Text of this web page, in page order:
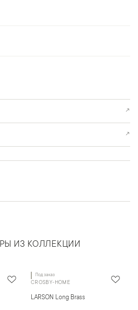
↗
↗
ИЗ КОЛЛЕКЦИИ
Под заказ
CROSBY-HOME
LARSON Long Brass